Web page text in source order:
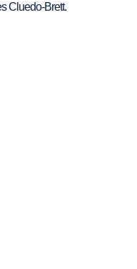
Cluedo-Brett.